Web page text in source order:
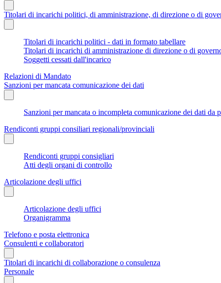
Titolari di incarichi politici, di amministrazione, di direzione o di
Titolari di incarichi politici - dati in formato tabellare
Titolari di incarichi di amministrazione di direzione o di
Soggetti cessati dall'incarico
Relazioni di Mandato
Sanzioni per mancata comunicazione dei dati
Sanzioni per mancata o incompleta comunicazione dei dati
Rendiconti gruppi consiliari regionali/provinciali
Rendiconti gruppi consigliari
Atti degli organi di controllo
Articolazione degli uffici
Articolazione degli uffici
Organigramma
Telefono e posta elettronica
Consulenti e collaboratori
Titolari di incarichi di collaborazione o consulenza
Personale